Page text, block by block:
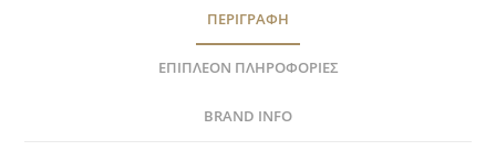
ΠΕΡΙΓΡΑΦΉ
ΕΠΙΠΛΈΟΝ ΠΛΗΡΟΦΟΡΊΕΣ
BRAND INFO